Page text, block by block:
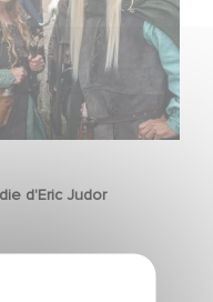
d'Eric Judor